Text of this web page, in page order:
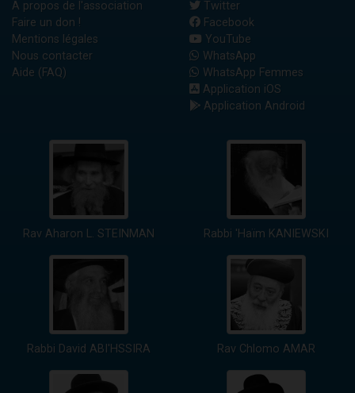
A propos de l'association
Faire un don !
Mentions légales
Nous contacter
Aide (FAQ)
Twitter
Facebook
YouTube
WhatsApp
WhatsApp Femmes
Application iOS
Application Android
Rav Aharon L. STEINMAN Rabbi 'Haïm KANIEWSKI
Rabbi David ABI'HSSIRA Rav Chlomo AMAR